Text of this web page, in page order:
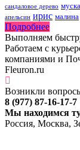
сандаловое дерево
апельсин ирис малина
Подробнее
Выполняем
Работаем с
компаниями и
Fleuron.ru
Возникли
8 (977) 87-16-17-7
Мы находимся
Россия, Москва,